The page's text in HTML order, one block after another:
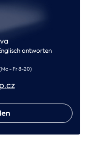
antworten
- Fr 8-20)